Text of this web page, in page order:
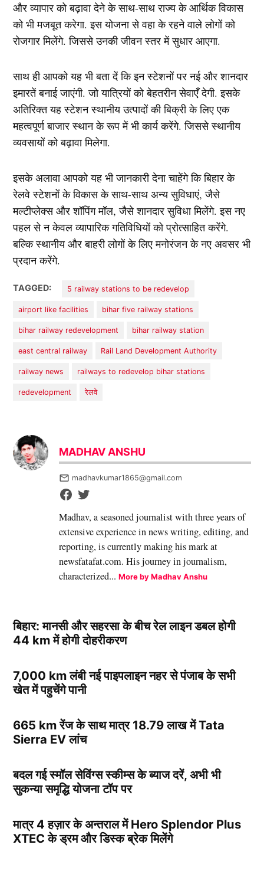
और व्यापार को बढ़ावा देने के साथ-साथ राज्य के आर्थिक विकास
को भी मजबूत करेगा. इस योजना से वहा के रहने वाले लोगों को
रोजगार मिलेंगे. जिससे उनकी जीवन स्तर में सुधार आएगा.
साथ ही आपको यह भी बता दें कि इन स्टेशनों पर नई और शानदार
इमारतें बनाई जाएंगी. जो यात्रियों को बेहतरीन सेवाएँ देगी. इसके
अतिरिक्त यह स्टेशन स्थानीय उत्पादों की बिक्री के लिए एक
महत्वपूर्ण बाजार स्थान के रूप में भी कार्य करेंगे. जिससे स्थानीय
व्यवसायों को बढ़ावा मिलेगा.
इसके अलावा आपको यह भी जानकारी देना चाहेंगे कि बिहार के
रेलवे स्टेशनों के विकास के साथ-साथ अन्य सुविधाएं, जैसे
मल्टीप्लेक्स और शॉपिंग मॉल, जैसे शानदार सुविधा मिलेंगे. इस नए
पहल से न केवल व्यापारिक गतिविधियों को प्रोत्साहित करेंगे.
बल्कि स्थानीय और बाहरी लोगों के लिए मनोरंजन के नए अवसर भी
प्रदान करेंगे.
TAGGED: 5 railway stations to be redevelop
airport like facilities bihar five railway stations
bihar railway redevelopment bihar railway station
east central railway Rail Land Development Authority
railway news railways to redevelop bihar stations
redevelopment रेलवे
MADHAV ANSHU
madhavkumar1865@gmail.com
Madhav, a seasoned journalist with three years of
extensive experience in news writing, editing, and
reporting, is currently making his mark at
newsfatafat.com. His journey in journalism,
characterized...More by Madhav Anshu
बिहार: मानसी और सहरसा के बीच रेल लाइन डबल होगी
44 km में होगी दोहरीकरण
7,000 km लंबी नई पाइपलाइन नहर से पंजाब के सभी
खेत में पहुचेंगे पानी
665 km रेंज के साथ मात्र 18.79 लाख में Tata
Sierra EV लांच
बदल गई स्मॉल सेविंग्स स्कीम्स के ब्याज दरें, अभी भी
सुकन्या समृद्धि योजना टॉप पर
मात्र 4 हज़ार के अन्तराल में Hero Splendor Plus
XTEC के ड्रम और डिस्क ब्रेक मिलेंगे